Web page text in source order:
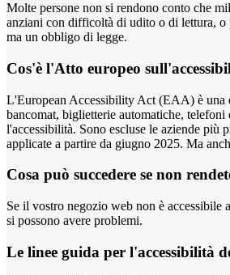
Molte persone non si rendono conto che
anziani con difficoltà di udito o di lettura, o
ma un obbligo di legge.
Cos'è l'Atto europeo
L'European Accessibility Act (EAA) è una
bancomat, biglietterie automatiche,
l'accessibilità. Sono escluse le aziende
applicate a partire da giugno 2025. Ma
Cosa può succedere se non
Se il vostro negozio web non è accessibile
si possono avere problemi.
Le linee guida per l'accessibilità